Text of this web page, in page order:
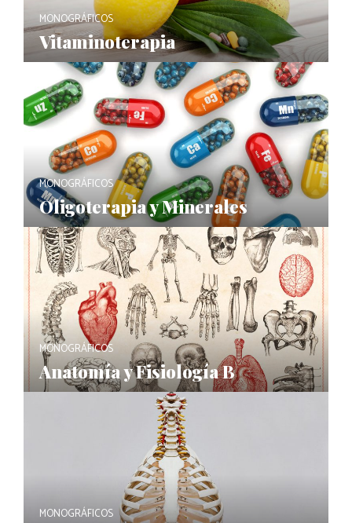
MONOGRÁFICOS
Vitaminoterapia
MONOGRÁFICOS
Oligoterapia y Minerales
MONOGRÁFICOS
Anatomía y Fisiología B
MONOGRÁFICOS